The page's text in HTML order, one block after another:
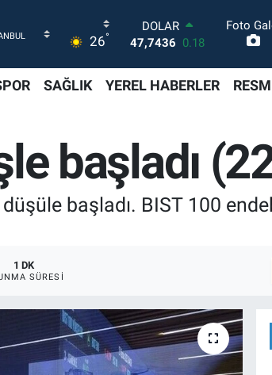
26°
DOLAR
47,7436 0.18
STERLİN
6660.55
0.03
BİST100
13.779 -14
64.959,79
1.11
Foto
SAĞLIK YEREL HABERLER
başladı
başladı. BIST 100
1 DK
SÜRESI